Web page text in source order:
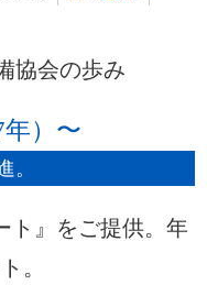
協会の歩み
年）〜
。
ト』をご提供。年
。